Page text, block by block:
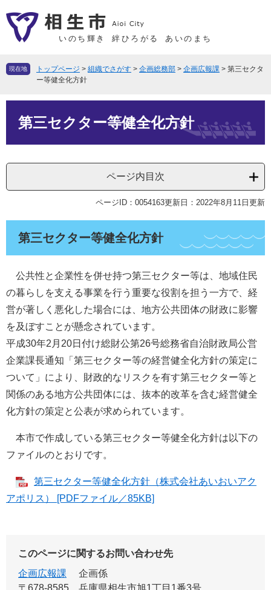
ー
先
ニ
を
へ
いのち輝き 絆ひろがる あいのまち
現在地 トップページ > 組織でさがす > 企画総務部 > 企画広報課 > 第三セクタ
ー等健全化方針
第三セクター等健全化方針
ページ内目次
ページID：0054163更新日：2022年8月11日更新
第三セクター等健全化方針
公共性と企業性を併せ持つ第三セクター等は、地域住民
の暮らしを支える事業を行う重要な役割を担う一方で、経
営が著しく悪化した場合には、地方公共団体の財政に影響
を及ぼすことが懸念されています。
平成30年2月20日付け総財公第26号総務省自治財政局公営
企業課長通知「第三セクター等の経営健全化方針の策定に
ついて」により、財政的なリスクを有す第三セクター等と
関係のある地方公共団体には、抜本的改革を含む経営健全
化方針の策定と公表が求められています。
本市で作成している第三セクター等健全化方針は以下の
ファイルのとおりです。
第三セクター等健全化方針（株式会社あいおいアク
アポリス） [PDFファイル／85KB]
このページに関するお問い合わせ先
企画広報課
企画係
〒678-8585
兵庫県相生市旭1丁目1番3号